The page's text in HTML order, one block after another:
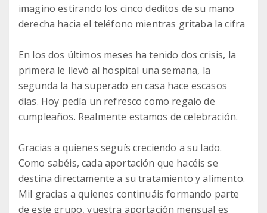
imagino estirando los cinco deditos de su mano
derecha hacia el teléfono mientras gritaba la cifra
En los dos últimos meses ha tenido dos crisis, la
primera le llevó al hospital una semana, la
segunda la ha superado en casa hace escasos
días. Hoy pedía un refresco como regalo de
cumpleaños. Realmente estamos de celebración.
Gracias a quienes seguís creciendo a su lado.
Como sabéis, cada aportación que hacéis se
destina directamente a su tratamiento y alimento.
Mil gracias a quienes continuáis formando parte
de este grupo, vuestra aportación mensual es